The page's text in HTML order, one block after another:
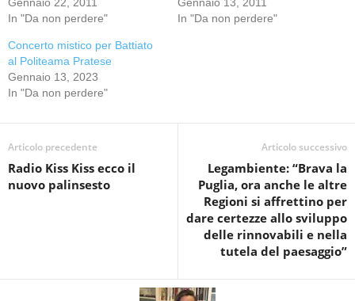
In "Da non perdere"
In "Da non perdere"
Concerto mistico per Battiato
al Politeama Pratese
Gennaio 13, 2023
In "Da non perdere"
Articolo precedente
Radio Kiss Kiss ecco il
nuovo palinsesto
Articolo successivo
Legambiente: “Brava la
Puglia, ora anche le altre
Regioni si affrettino per
dare certezze allo sviluppo
delle rinnovabili e nella
tutela del paesaggio”